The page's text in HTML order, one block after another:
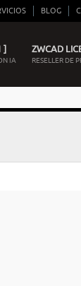
BLOG
]
IA
ZWCAD
RESELLER DE